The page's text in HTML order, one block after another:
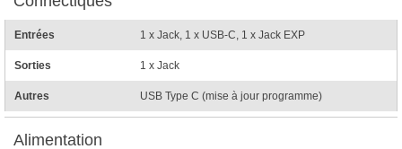
Entrées 1 x Jack, 1 x USB-C, 1 x Jack EXP
Sorties 1 x Jack
Autres USB Type C (mise à jour programme)
Alimentation